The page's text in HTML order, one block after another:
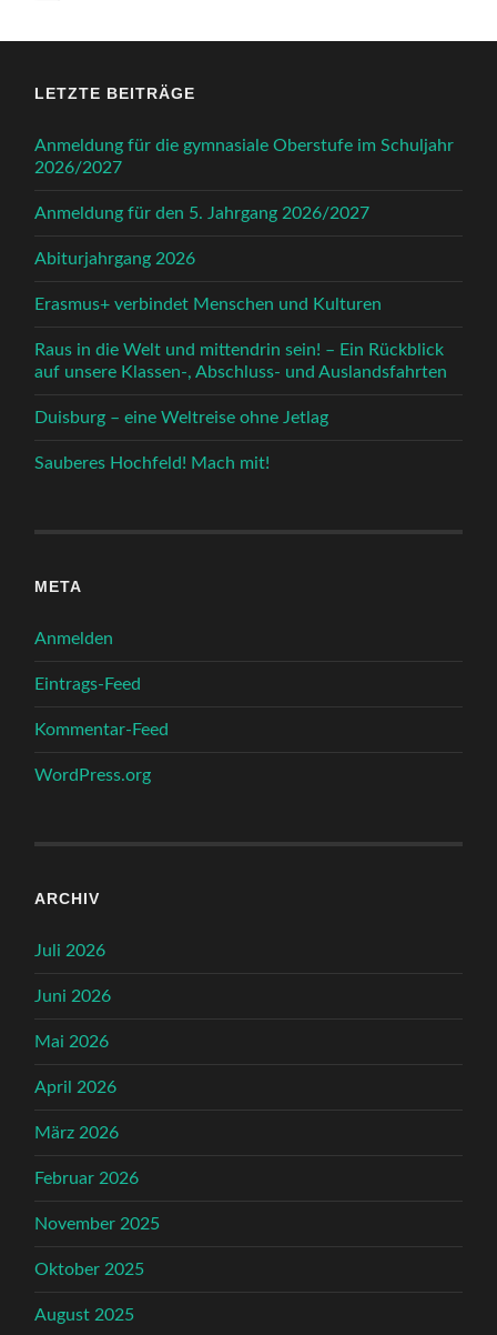
LETZTE BEITRÄGE
Anmeldung für die gymnasiale Oberstufe im Schuljahr
2026/2027
Anmeldung für den 5. Jahrgang 2026/2027
Abiturjahrgang 2026
Erasmus+ verbindet Menschen und Kulturen
Raus in die Welt und mittendrin sein! – Ein Rückblick
auf unsere Klassen-, Abschluss- und Auslandsfahrten
Duisburg – eine Weltreise ohne Jetlag
Sauberes Hochfeld! Mach mit!
META
Anmelden
Eintrags-Feed
Kommentar-Feed
WordPress.org
ARCHIV
Juli 2026
Juni 2026
Mai 2026
April 2026
März 2026
Februar 2026
November 2025
Oktober 2025
August 2025